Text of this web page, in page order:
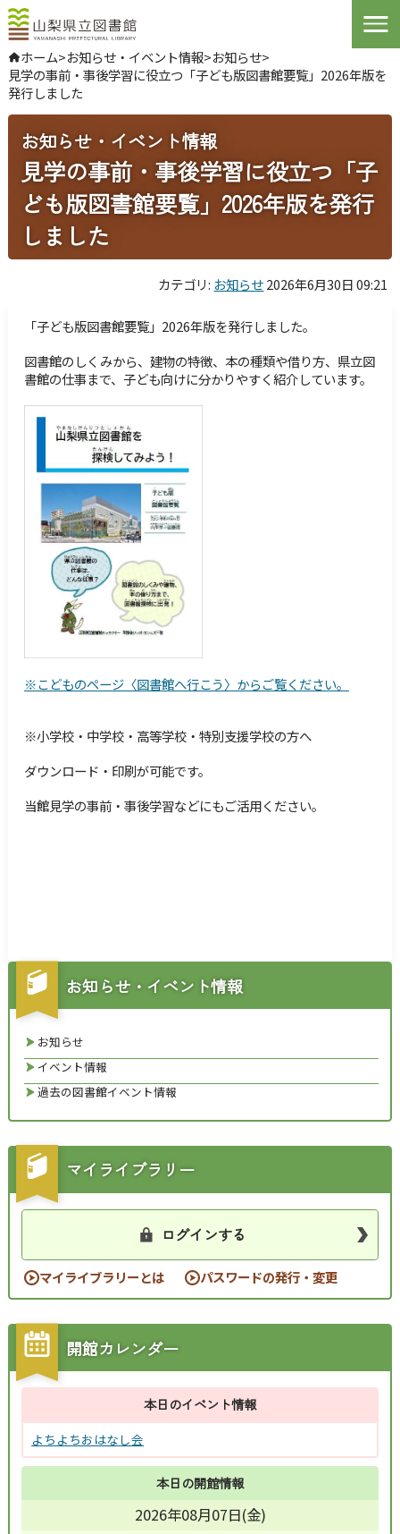
Open
やさしい日本語
よくある質問
お問い合わせ
ログインする
文字サイズ
障害のある方へ
サイトマップ
ホーム>お知らせ・イベント情報>お知らせ>
見学の事前・事後学習に役立つ「子ども版図書館要覧」2026年版を
発行しました
お知らせ・イベント情報
見学の事前・事後学習に役立つ「子
ども版図書館要覧」2026年版を発行
しました
カテゴリ: お知らせ2026年6月30日 09:21
「子ども版図書館要覧」2026年版を発行しました。
図書館のしくみから、建物の特徴、本の種類や借り方、県立図
書館の仕事まで、子ども向けに分かりやすく紹介しています。
※こどものページ〈図書館へ行こう〉からご覧ください。
※小学校・中学校・高等学校・特別支援学校の方へ
ダウンロード・印刷が可能です。
当館見学の事前・事後学習などにもご活用ください。
お知らせ・イベント情報
お知らせ
イベント情報
過去の図書館イベント情報
マイライブラリー
ログインする
マイライブラリーとは パスワードの発行・変更
開館カレンダー
本日のイベント情報
よちよちおはなし会
本日の開館情報
2026年08月07日(金)